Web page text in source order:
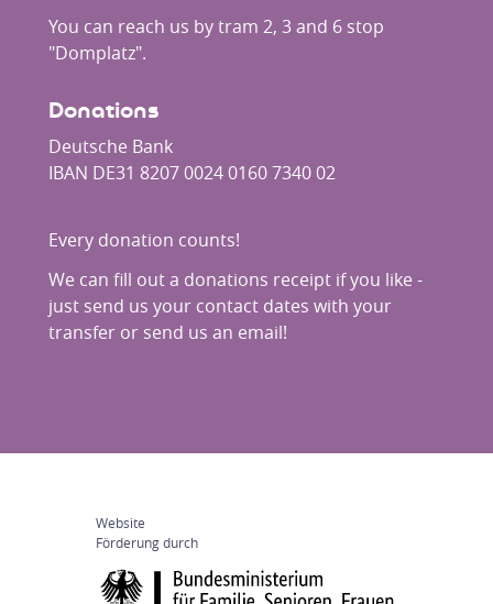
You can reach us by tram 2, 3 and 6 stop
"Domplatz".
Donations
Deutsche Bank
IBAN DE31 8207 0024 0160 7340 02
Every donation counts!
We can fill out a donations receipt if you like -
just send us your contact dates with your
transfer or send us an email!